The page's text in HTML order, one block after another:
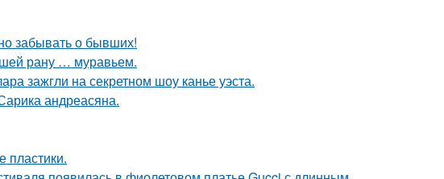
забывать о бывших!
рану … муравьем.
зажгли на секретном шоу канье уэста.
андреасяна.
пластики.